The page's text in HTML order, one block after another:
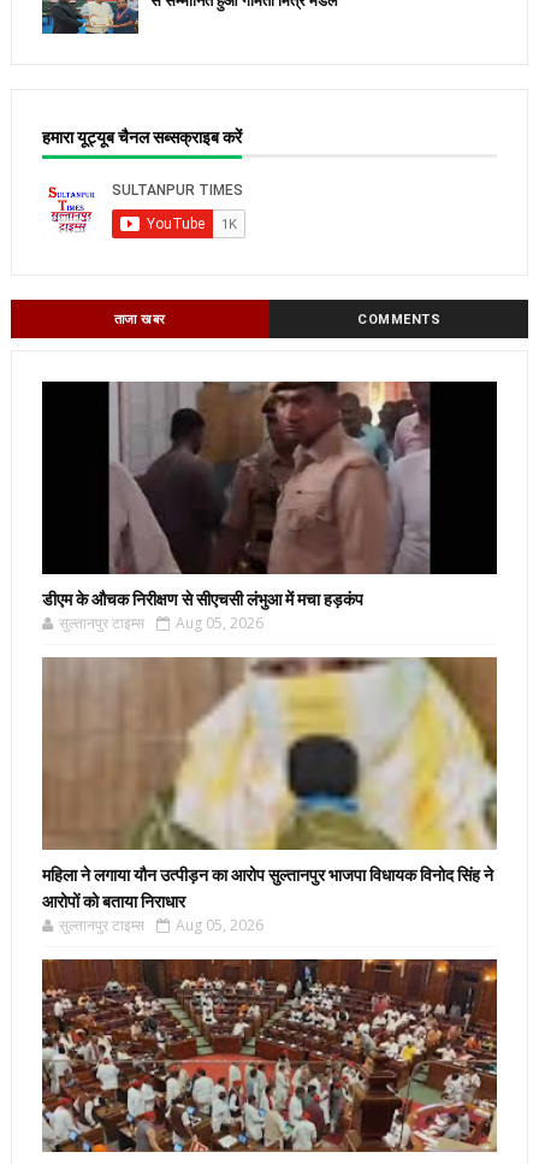
हमारा यूट्यूब चैनल सब्सक्राइब करें
ताजा खबर COMMENTS
डीएम के औचक निरीक्षण से सीएचसी लंभुआ में मचा हड़कंप
सुल्तानपुर टाइम्स Aug 05, 2026
महिला ने लगाया यौन उत्पीड़न का आरोप सुल्तानपुर भाजपा विधायक विनोद सिंह ने
आरोपों को बताया निराधार
सुल्तानपुर टाइम्स Aug 05, 2026